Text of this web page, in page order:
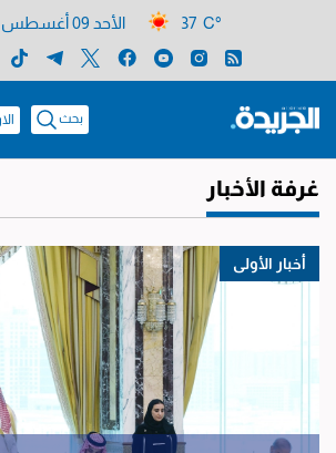
37 C° الأحد 09 أغسطس 2026
بحث
غرفة الأخبار
أخبار الأولى